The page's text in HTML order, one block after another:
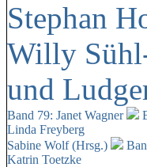
Stephan
Willy
und
Band 79: Janet Wagner
Linda Freyberg
Sabine Wolf (Hrsg.)
Katrin Toetzke